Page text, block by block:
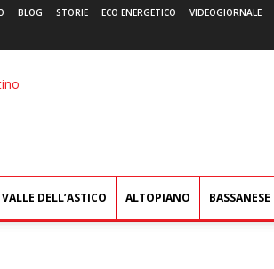
BLOG STORIE ECO ENERGETICO VIDEOGIORNALE
VALLE DELL’ASTICO ALTOPIANO BASSANESE